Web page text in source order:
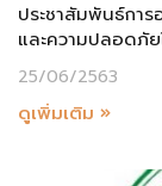
ประชาสัมพันธ์การ
และความปลอดภั
25/06/2563
ดูเพิ่มเติม »